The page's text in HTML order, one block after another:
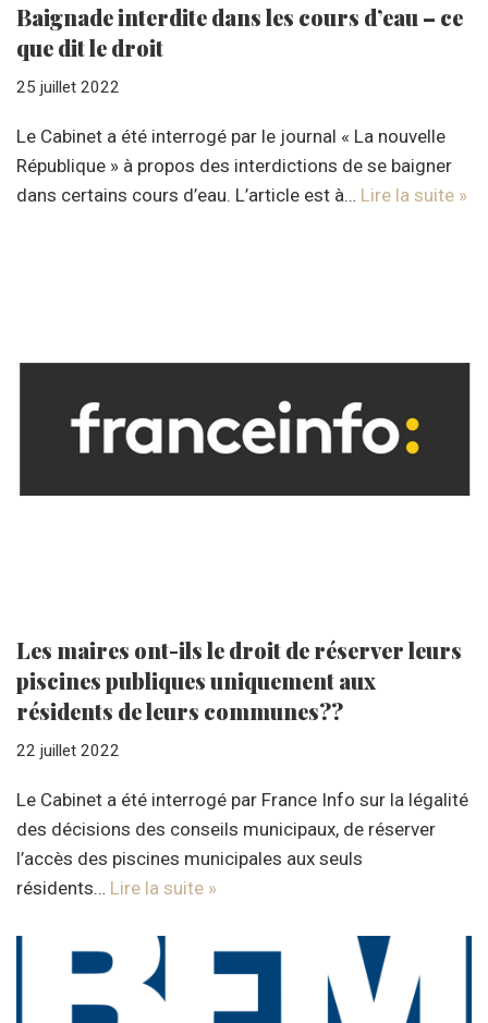
Baignade interdite dans les cours d’eau – ce
que dit le droit
25 juillet 2022
Le Cabinet a été interrogé par le journal « La nouvelle
République » à propos des interdictions de se baigner
dans certains cours d’eau. L’article est à… Lire la suite »
Les maires ont-ils le droit de réserver leurs
piscines publiques uniquement aux
résidents de leurs communes??
22 juillet 2022
Le Cabinet a été interrogé par France Info sur la légalité
des décisions des conseils municipaux, de réserver
l’accès des piscines municipales aux seuls
résidents… Lire la suite »